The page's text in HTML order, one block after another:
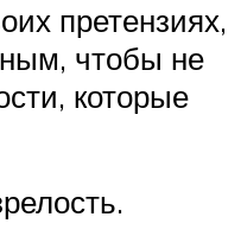
претензиях,
чтобы не
которые